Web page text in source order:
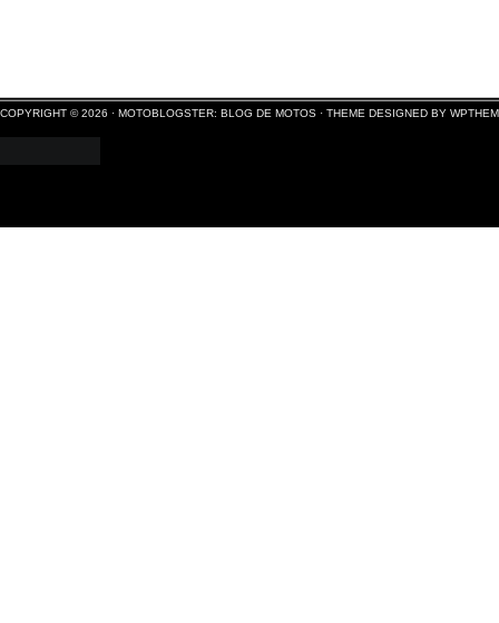
COPYRIGHT © 2026 · MOTOBLOGSTER: BLOG DE MOTOS · THEME DESIGNED BY